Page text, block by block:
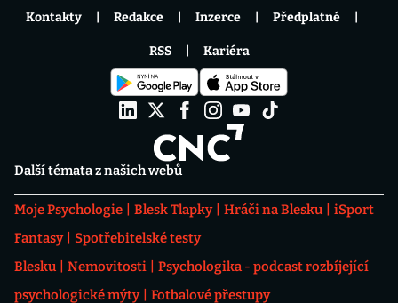
Další témata z našich webů
Moje Psychologie Blesk Tlapky Hráči na Blesku
iSport
Fantasy
Spotřebitelské testy
Blesku
Nemovitosti
Psychologika - podcast rozbíjející
psychologické mýty
Fotbalové přestupy
Kontakty Redakce Inzerce Předplatné
RSS Kariéra